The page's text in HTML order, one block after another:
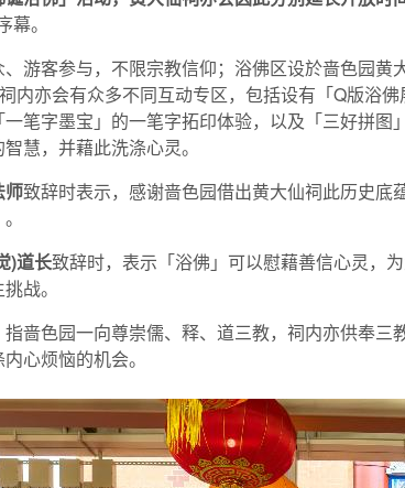
。
、游客参与，不限宗教信仰；浴佛区设於啬色园
内亦会有众多不同互动专区，包括设有「Q版浴
笔字墨宝」的一笔字拓印体验，以及「三好拼
慧，并藉此洗涤心灵。
师致辞时表示，感谢啬色园借出黄大仙祠此历史
)道长致辞时，表示「浴佛」可以慰藉善信心灵，
战。
啬色园一向尊崇儒、释、道三教，祠内亦供奉
心烦恼的机会。